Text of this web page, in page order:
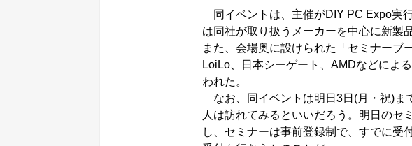
同イベントは、主催がDIY PC Expo実
は同社が取り扱うメーカーを中心に新製
また、会場奥に設けられた「セミナーブ
LoiLo、日本シーゲート、AMDなどによ
われた。
なお、同イベントは明日3日(月・祝)ま
人は訪れてみるといいだろう。明日のセ
し、セミナーは事前登録制で、すでに受